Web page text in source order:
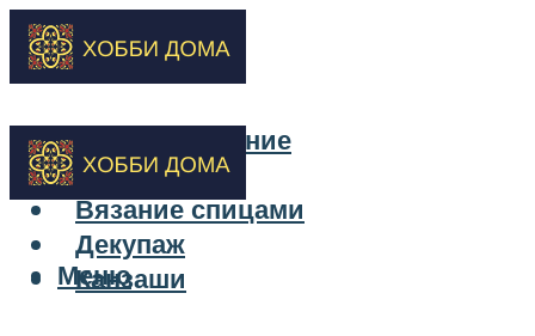
Бисероплетение
Вышивка
Вязание спицами
Декупаж
Канзаши
Меню